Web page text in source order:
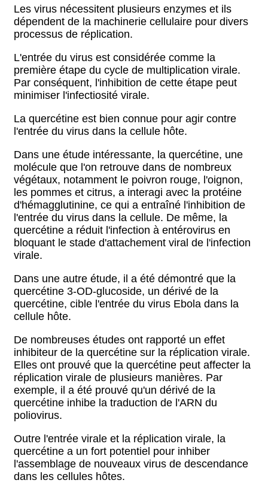
Les virus nécessitent plusieurs enzymes et ils
dépendent de la machinerie cellulaire pour divers
processus de réplication.
L'entrée du virus est considérée comme la
première étape du cycle de multiplication virale.
Par conséquent, l'inhibition de cette étape peut
minimiser l'infectiosité virale.
La quercétine est bien connue pour agir contre
l'entrée du virus dans la cellule hôte.
Dans une étude intéressante, la quercétine, une
molécule que l'on retrouve dans de nombreux
végétaux, notamment le poivron rouge, l'oignon,
les pommes et citrus, a interagi avec la protéine
d'hémagglutinine, ce qui a entraîné l'inhibition de
l'entrée du virus dans la cellule. De même, la
quercétine a réduit l'infection à entérovirus en
bloquant le stade d'attachement viral de l'infection
virale.
Dans une autre étude, il a été démontré que la
quercétine 3-OD-glucoside, un dérivé de la
quercétine, cible l'entrée du virus Ebola dans la
cellule hôte.
De nombreuses études ont rapporté un effet
inhibiteur de la quercétine sur la réplication virale.
Elles ont prouvé que la quercétine peut affecter la
réplication virale de plusieurs manières. Par
exemple, il a été prouvé qu'un dérivé de la
quercétine inhibe la traduction de l'ARN du
poliovirus.
Outre l'entrée virale et la réplication virale, la
quercétine a un fort potentiel pour inhiber
l'assemblage de nouveaux virus de descendance
dans les cellules hôtes.